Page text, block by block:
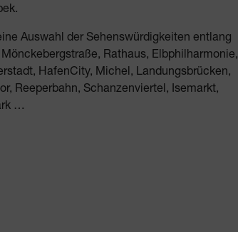
Auswahl der Sehenswürdigkeiten entlang
Rathaus, Elbphilharmonie,
HafenCity, Michel, Landungsbrücken,
Reeperbahn, Schanzenviertel, Isemarkt,
…